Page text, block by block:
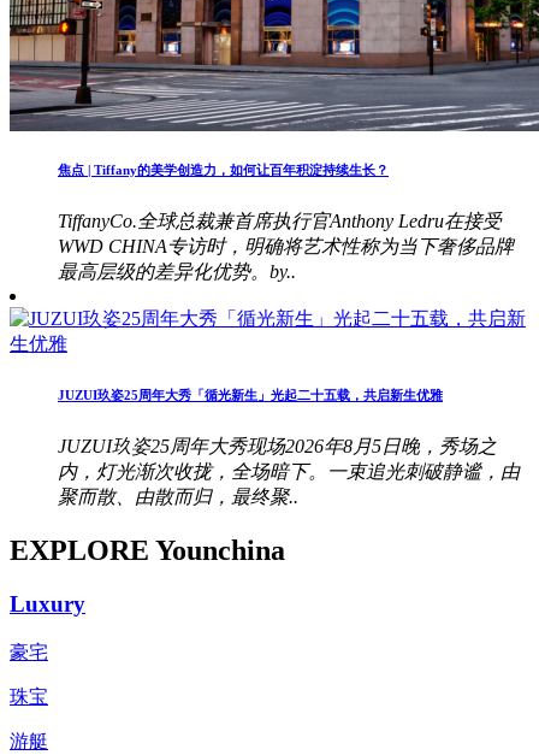
焦点 | Tiffany的美学创造力，如何让百年积淀持续生长？
TiffanyCo.全球总裁兼首席执行官Anthony Ledru在接受
WWD CHINA专访时，明确将艺术性称为当下奢侈品牌
最高层级的差异化优势。by..
JUZUI玖姿25周年大秀「循光新生」光起二十五载，共启新生优雅
JUZUI玖姿25周年大秀现场2026年8月5日晚，秀场之
内，灯光渐次收拢，全场暗下。一束追光刺破静谧，由
聚而散、由散而归，最终聚..
EXPLORE Younchina
Luxury
豪宅
珠宝
游艇